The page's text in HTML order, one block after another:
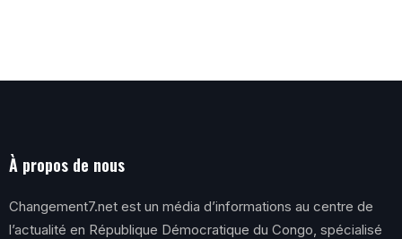
À propos de nous
Changement7.net est un média d’informations au centre de
l’actualité en République Démocratique du Congo, spécialisé